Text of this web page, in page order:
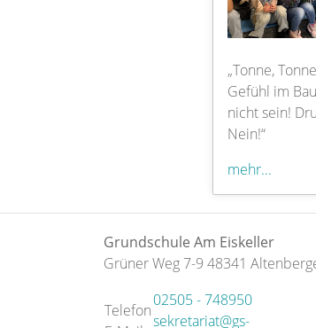
„Tonne,
Gefühl im
nicht sein!
Nein!“
mehr...
Grundschule Am Eiskeller
Grüner Weg 7-9 48341
Telefon
02505 - 748950
sekretariat@gs-